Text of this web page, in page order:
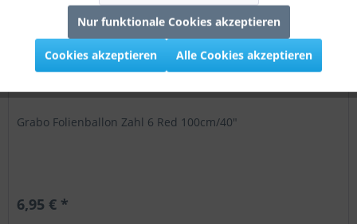
Grabo Folienballon Zahl 6 Red 100cm/40"
Grabo Folienballon Zahl 6 Red 100cm/40"
6,95 € *
Nur funktionale Cookies akzeptieren
Cookies akzeptieren Alle Cookies akzeptieren